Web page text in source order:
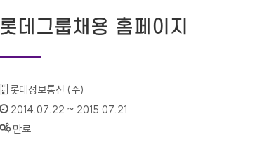
롯데그룹채용 홈페이지
기관명 :
롯데정보통신 (주)
인증기간 :
2014.07.22 ~ 2015.07.21
상태 :
만료